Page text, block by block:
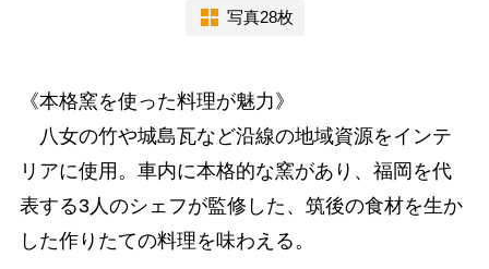
写真28枚
《本格窯を使った料理が魅力》
八女の竹や城島瓦など沿線の地域資源をインテ
リアに使用。車内に本格的な窯があり、福岡を代
表する3人のシェフが監修した、筑後の食材を生か
した作りたての料理を味わえる。